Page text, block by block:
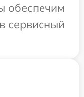
обеспечим
сервисный